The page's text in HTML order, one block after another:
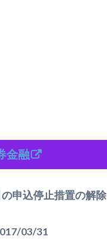
金融
申込停止措置の解除
03/31